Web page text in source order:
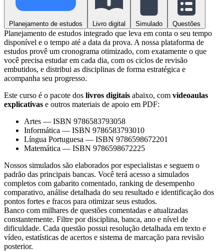
Planejamento de estudos Livro digital Simulado Questões
Planejamento de estudos integrado que leva em conta o seu tempo
disponível e o tempo até a data da prova. A nossa plataforma de
estudos provê um cronograma otimizado, com exatamente o que
você precisa estudar em cada dia, com os ciclos de revisão
embutidos, e distribui as disciplinas de forma estratégica e
acompanha seu progresso.
Este curso é o pacote dos livros digitais abaixo, com videoaulas
explicativas e outros materiais de apoio em PDF:
Artes — ISBN 9786583793058
Informática — ISBN 9786583793010
Língua Portuguesa — ISBN 9786598672201
Matemática — ISBN 9786598672225
Nossos simulados são elaborados por especialistas e seguem o
padrão das principais bancas. Você terá acesso a simulados
completos com gabarito comentado, ranking de desempenho
comparativo, análise detalhada do seu resultado e identificação dos
pontos fortes e fracos para otimizar seus estudos.
Banco com milhares de questões comentadas e atualizadas
constantemente. Filtre por disciplina, banca, ano e nível de
dificuldade. Cada questão possui resolução detalhada em texto e
vídeo, estatísticas de acertos e sistema de marcação para revisão
posterior.